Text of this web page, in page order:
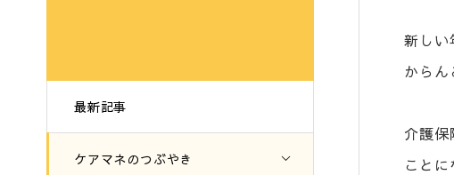
最新記事
ケアマネのつぶやき
新しい
からん
介護保
こと